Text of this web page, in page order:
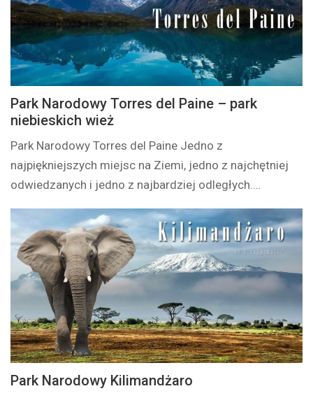
Park Narodowy Torres del Paine – park
niebieskich wież
Park Narodowy Torres del Paine Jedno z
najpiękniejszych miejsc na Ziemi, jedno z najchętniej
odwiedzanych i jedno z najbardziej odległych.…
Park Narodowy Kilimandżaro